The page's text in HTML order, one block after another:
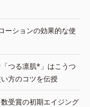
ーションの効果的な使
つる凛肌*」はこうつ
方のコツを伝授
受賞の初期エイジング